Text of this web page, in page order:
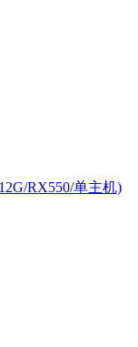
RX550/单主机)